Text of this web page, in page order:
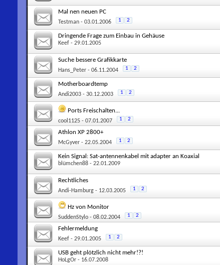
Mal nen neuen PC
Testman - 03.01.2006 1 2
Dringende Frage zum Einbau in Gehäuse
Keef - 29.01.2005
Suche bessere Grafikkarte
Hans_Peter - 06.11.2004 1 2
Motherboardtemp
Andi2003 - 30.12.2003 1 2
Ports Freischalten...
cool1125 - 07.01.2007 1 2
Athlon XP 2800+
McGyver - 22.05.2004 1 2
Kein Signal: Sat-antennenkabel mit adapter an Koaxial
blümchen88 - 22.01.2009
Rechtliches
Andi-Hamburg - 12.03.2005 1 2
Hz von Monitor
SuddenStylo - 08.02.2004 1 2
Fehlermeldung
Keef - 29.01.2005 1 2
USB geht plötzlich nicht mehr!?!
HoLgOr - 16.07.2008